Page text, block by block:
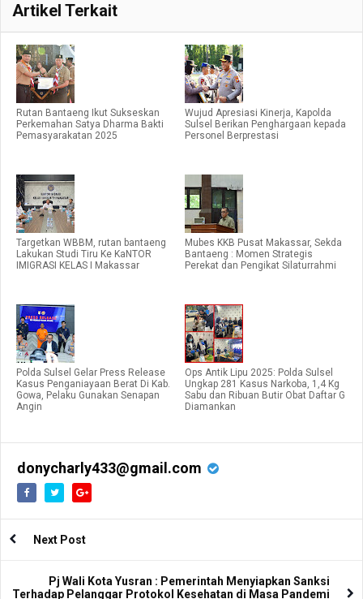
Artikel Terkait
Rutan Bantaeng Ikut Sukseskan
Perkemahan Satya Dharma Bakti
Pemasyarakatan 2025
Wujud Apresiasi Kinerja, Kapolda
Sulsel Berikan Penghargaan kepada
Personel Berprestasi
Targetkan WBBM, rutan bantaeng
Lakukan Studi Tiru Ke KaNTOR
IMIGRASI KELAS I Makassar
Mubes KKB Pusat Makassar, Sekda
Bantaeng : Momen Strategis
Perekat dan Pengikat Silaturrahmi
Polda Sulsel Gelar Press Release
Kasus Penganiayaan Berat Di Kab.
Gowa, Pelaku Gunakan Senapan
Angin
Ops Antik Lipu 2025: Polda Sulsel
Ungkap 281 Kasus Narkoba, 1,4 Kg
Sabu dan Ribuan Butir Obat Daftar G
Diamankan
donycharly433@gmail.com
Next Post
Pj Wali Kota Yusran : Pemerintah Menyiapkan Sanksi
Terhadap Pelanggar Protokol Kesehatan di Masa Pandemi